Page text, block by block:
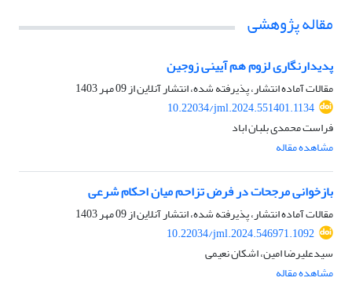
مقاله پژوهشی
پدیدارنگاری لزوم هم آیینی زوجین
مقالات آماده انتشار، پذیرفته شده، انتشار آنلاین از09 مهر 1403
10.22034/jml.2024.551401.1134
فراست محمدی بلبان اباد
مشاهده مقاله
بازخوانی مرجحات در فرض تزاحم میان احکام شرعی
مقالات آماده انتشار، پذیرفته شده، انتشار آنلاین از09 مهر 1403
10.22034/jml.2024.546971.1092
سیدعلیرضا امین، اشکان نعیمی
مشاهده مقاله